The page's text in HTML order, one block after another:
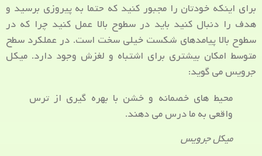
برای اینکه خودتان را مجبور کنید که حتما به پیروزی برسید و
هدف را دنبال کنید باید در سطوح بالا عمل کنید چرا که در
سطوح بالا پیامدهای شکست خیلی سخت است. در عملکرد سطح
متوسط امکان بیشتری برای اشتباه و لغزش وجود دارد. میکل
جرویس می گوید:
محیط های خصمانه و خشن با بهره گیری از ترس
واقعی به ما درس می دهند.
میکل جرویس